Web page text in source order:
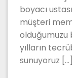
boyacı
müşteri
olduğumuzu
yılların
sunuyoruz […]